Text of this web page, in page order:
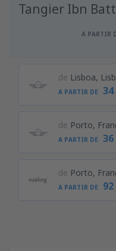
Tangier Ibn
A PARTIR
de Lisboa,
A PARTIR DE 34
de Porto,
A PARTIR DE 36
de Porto,
A PARTIR DE 92